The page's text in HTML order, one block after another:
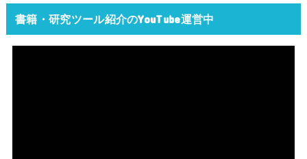
書籍・研究ツール紹介のYouTube運営中